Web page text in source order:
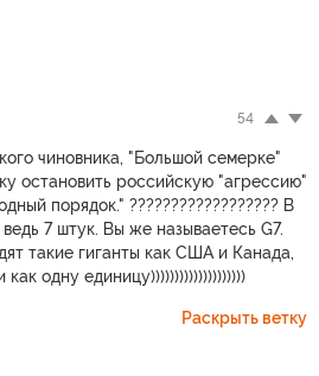
54
чиновника, "Большой семерке"
остановить российскую "агрессию"
порядок." ?????????????????? В
7 штук. Вы же называетесь G7.
такие гиганты как США и Канада,
одну единицу))))))))))))))))))))
Раскрыть ветку